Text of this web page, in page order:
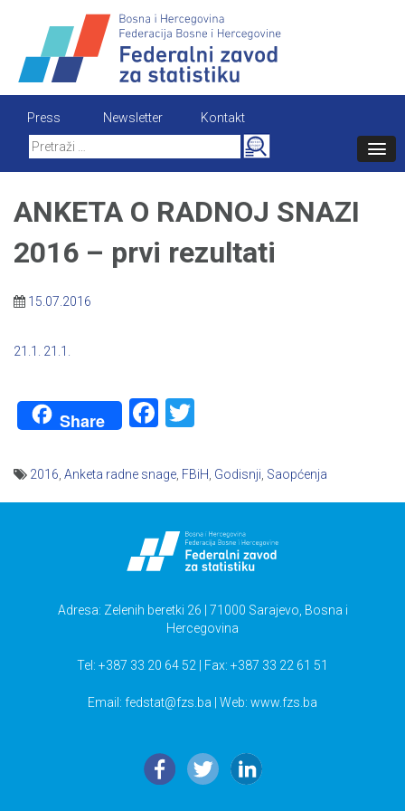
content
Press Newsletter
Kontakt
Search
for:
ANKETA O RADNOJ SNAZI
2016 – prvi rezultati
15.07.2016
21.1. 21.1.
Share Facebook
2016 Anketa radne snage FBiH Godisnji Saopćenja
Adresa: Zelenih beretki 26 | 71000 Sarajevo, Bosna i
Hercegovina
Tel: +387 33 20 64 52 | Fax: +387 33 22 61 51
Email: fedstat@fzs.ba | Web: www.fzs.ba